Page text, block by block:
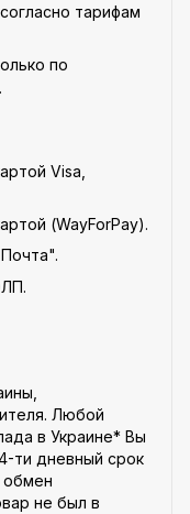
согласно тарифам
по
Visa,
(WayForPay).
Любой
в Украине* Вы
ти дневный срок
обмен
не был в